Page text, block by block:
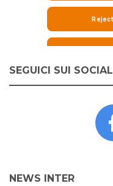
SEGUICI SUI SOCIAL
NEWS INTER